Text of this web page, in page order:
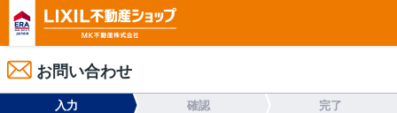
お問い合わせ
入力 確認 完了